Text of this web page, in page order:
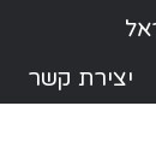
יצירת קשר